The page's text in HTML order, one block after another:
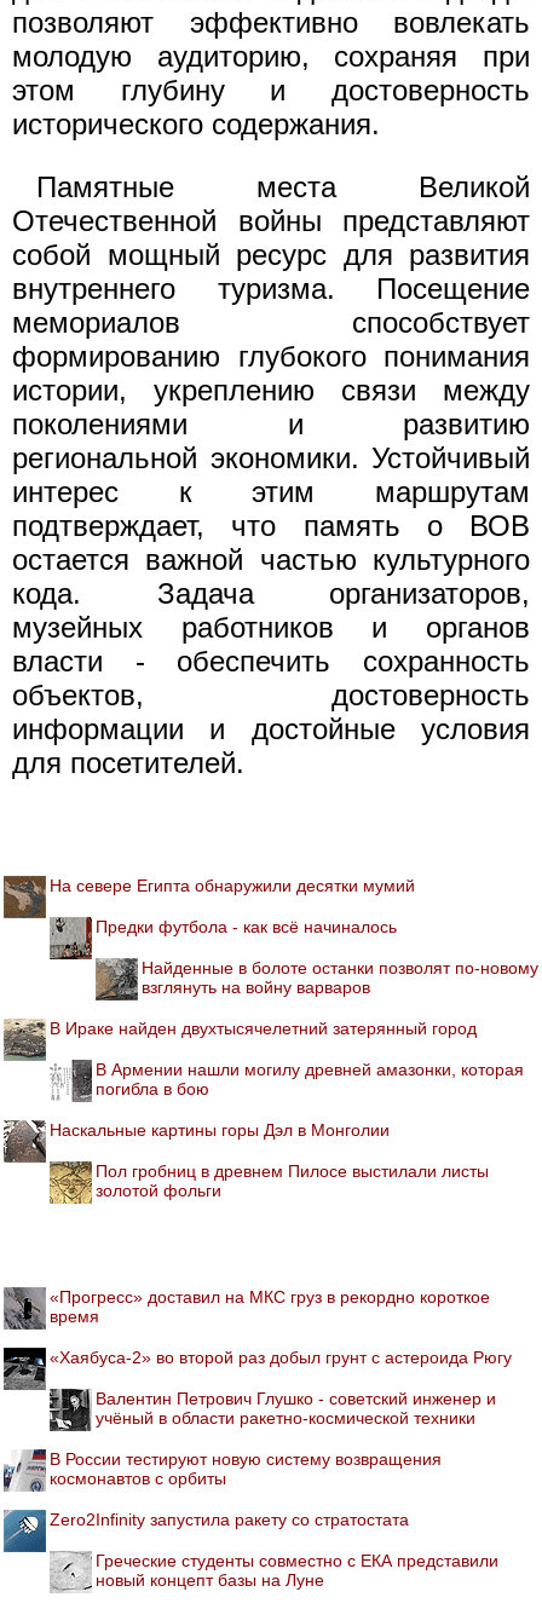
позволяют эффективно вовлекать
молодую аудиторию, сохраняя при
этом глубину и достоверность
исторического содержания.
Памятные места Великой
Отечественной войны представляют
собой мощный ресурс для развития
внутреннего туризма. Посещение
мемориалов способствует
формированию глубокого понимания
истории, укреплению связи между
поколениями и развитию
региональной экономики. Устойчивый
интерес к этим маршрутам
подтверждает, что память о ВОВ
остается важной частью культурного
кода. Задача организаторов,
музейных работников и органов
власти - обеспечить сохранность
объектов, достоверность
информации и достойные условия
для посетителей.
На севере Египта обнаружили десятки мумий
Предки футбола - как всё начиналось
Найденные в болоте останки позволят по-новому
взглянуть на войну варваров
В Ираке найден двухтысячелетний затерянный город
В Армении нашли могилу древней амазонки, которая
погибла в бою
Наскальные картины горы Дэл в Монголии
Пол гробниц в древнем Пилосе выстилали листы
золотой фольги
«Прогресс» доставил на МКС груз в рекордно короткое
время
«Хаябуса-2» во второй раз добыл грунт с астероида Рюгу
Валентин Петрович Глушко - советский инженер и
учёный в области ракетно-космической техники
В России тестируют новую систему возвращения
космонавтов с орбиты
Zero2Infinity запустила ракету со стратостата
Греческие студенты совместно с ЕКА представили
новый концепт базы на Луне